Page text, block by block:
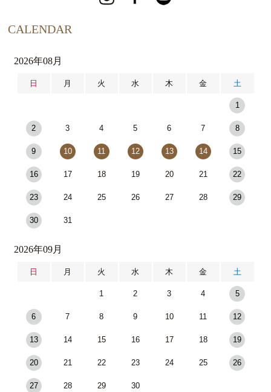
CALENDAR
2026年08月
日 月 火 水 木 金 土
1
2 3 4 5 6 7 8
9 10 11 12 13 14 15
16 17 18 19 20 21 22
23 24 25 26 27 28 29
30 31
2026年09月
日 月 火 水 木 金 土
1 2 3 4 5
6 7 8 9 10 11 12
13 14 15 16 17 18 19
20 21 22 23 24 25 26
27 28 29 30